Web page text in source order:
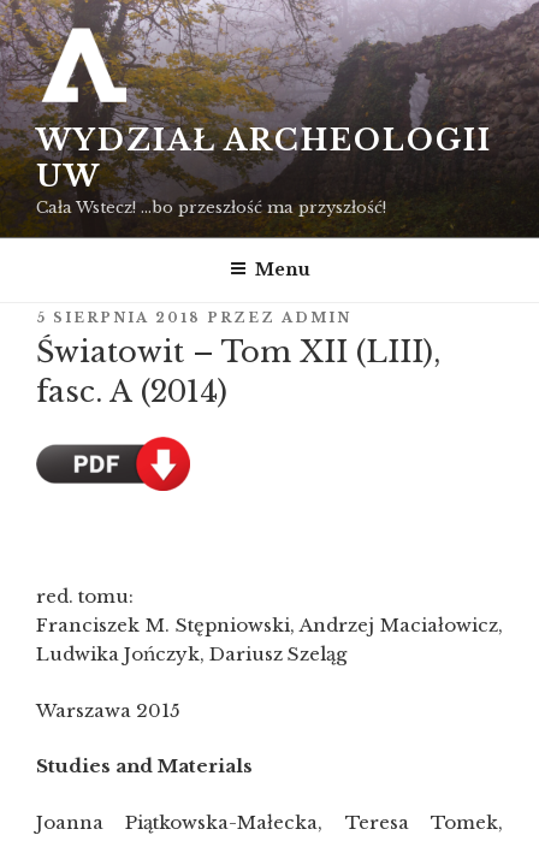
Przejdź
do
treści
WYDZIAŁ ARCHEOLOGII
UW
Cała Wstecz! …bo przeszłość ma przyszłość!
Menu
OPUBLIKOWANE
W
5 SIERPNIA 2018 PRZEZ ADMIN
Światowit – Tom XII (LIII),
fasc. A (2014)
red. tomu:
Franciszek M. Stępniowski, Andrzej Maciałowicz,
Ludwika Jończyk, Dariusz Szeląg
Warszawa 2015
Studies and Materials
Joanna Piątkowska-Małecka, Teresa Tomek,